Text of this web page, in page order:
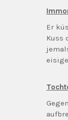
Er
Kuss